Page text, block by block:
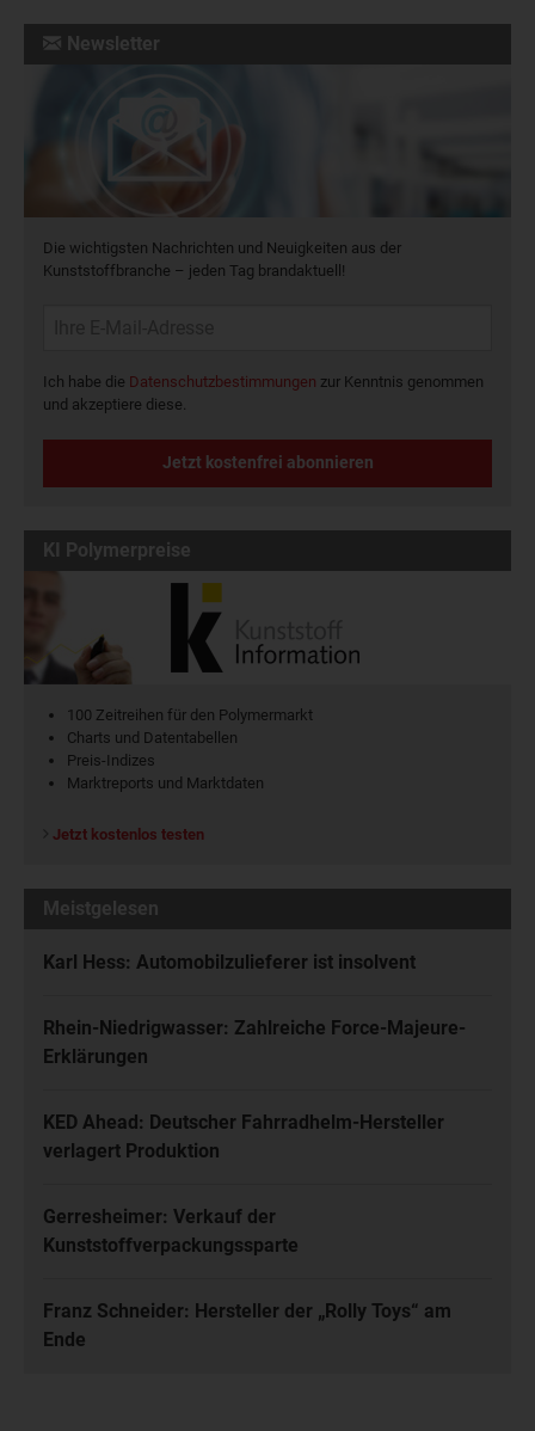
Newsletter
Die wichtigsten Nachrichten und Neuigkeiten aus der
Kunststoffbranche – jeden Tag brandaktuell!
Ich habe die Datenschutzbestimmungen zur Kenntnis genommen
und akzeptiere diese.
Jetzt kostenfrei abonnieren
KI Polymerpreise
100 Zeitreihen für den Polymermarkt
Charts und Datentabellen
Preis-Indizes
Marktreports und Marktdaten
Jetzt kostenlos testen
Meistgelesen
Karl Hess: Automobilzulieferer ist insolvent
Rhein-Niedrigwasser: Zahlreiche Force-Majeure-
Erklärungen
KED Ahead: Deutscher Fahrradhelm-Hersteller
verlagert Produktion
Gerresheimer: Verkauf der
Kunststoffverpackungssparte
Franz Schneider: Hersteller der „Rolly Toys“ am
Ende